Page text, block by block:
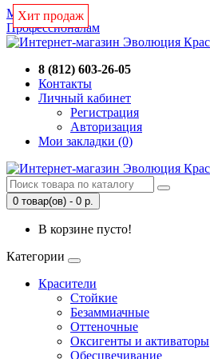
Магазин
Профессионалам
8 (812) 603-26-05
Контакты
Личный кабинет
Регистрация
Авторизация
Мои закладки (0)
0 товар(ов) - 0 р.
В корзине пусто!
Категории
Красители
Стойкие
Безаммиачные
Оттеночные
Оксигенты и активаторы
Обесцвечивание
Хит продаж
Хит продаж